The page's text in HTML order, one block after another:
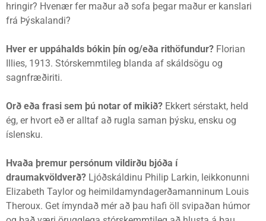
hringir? Hvenær fer maður að sofa þegar maður er kanslari
frá Þýskalandi?
Hver er uppáhalds bókin þín og/eða rithöfundur? Florian
Illies, 1913. Stórskemmtileg blanda af skáldsögu og
sagnfræðiriti.
Orð eða frasi sem þú notar of mikið? Ekkert sérstakt, held
ég, er hvort eð er alltaf að rugla saman þýsku, ensku og
íslensku.
Hvaða þremur persónum vildirðu bjóða í
draumakvöldverð? Ljóðskáldinu Philip Larkin, leikkonunni
Elizabeth Taylor og heimildamyndagerðamanninum Louis
Theroux. Get ímyndað mér að þau hafi öll svipaðan húmor